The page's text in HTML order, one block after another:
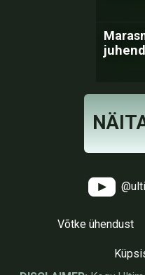
juhend
Võtke ühendust